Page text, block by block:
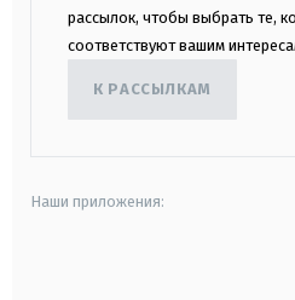
рассылок, чтобы выбрать те,
соответствуют вашим
К РАССЫЛКАМ
Наши приложения: